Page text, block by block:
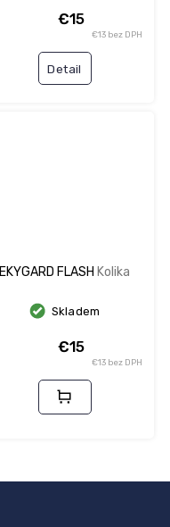
€13 bez DPH
€15
Detail
EKYGARD FLASH Kolika
Skladem
€13 bez DPH
€15